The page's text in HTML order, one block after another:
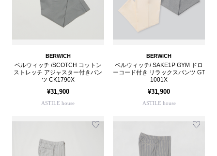
BERWICH
ベルウィッチ /SCOTCH コットン
ストレッチ アジャスター付きパン
ツ CK1790X
¥31,900
ASTILE house
BERWICH
ベルウィッチ/ SAKE1P GYM ドロ
ーコード付き リラックスパンツ GT
1001X
¥31,900
ASTILE house